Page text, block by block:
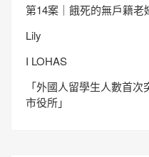
第14案｜餓死的無戶籍老
Lily
I LOHAS
「外國人留學生人數首
市役所」